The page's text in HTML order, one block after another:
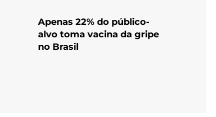
Apenas 22% do público-
alvo toma vacina da gripe
no Brasil